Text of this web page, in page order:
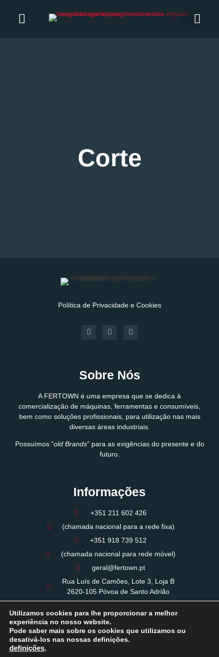
Corte
Política de Privacidade e Cookies
Sobre Nós
A FERTOWN é uma empresa que se dedica à
comercialização de máquinas, ferramentas e consumíveis,
bem como soluções profissionais, para utilização nas mais
diversas áreas industriais.
Possuímos “old Brands” para as exigências do presente e do
futuro.
Informações
+351 211 602 426
(chamada nacional para a rede fixa)
+351 918 739 512
(chamada nacional para rede móvel)
geral@fertown.pt
Rua Luís de Camões, Lote 3, Loja B
2620-105 Póvoa de Santo Adrião
Período de almoço: 12:30 / 14:00
Utilizamos cookies para lhe proporcionar a melhor
experiência no nosso website.
Pode saber mais sobre os cookies que utilizamos ou
desativá-los nas nossas definições.
definições.